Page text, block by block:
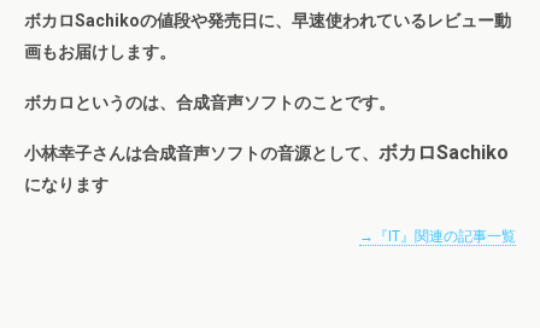
ボカロSachikoの値段や発売日に、早速使われているレビュー動
画もお届けします。
ボカロというのは、合成音声ソフトのことです。
小林幸子さんは合成音声ソフトの音源として、 ボカロSachiko
になります
→『IT』関連の記事一覧